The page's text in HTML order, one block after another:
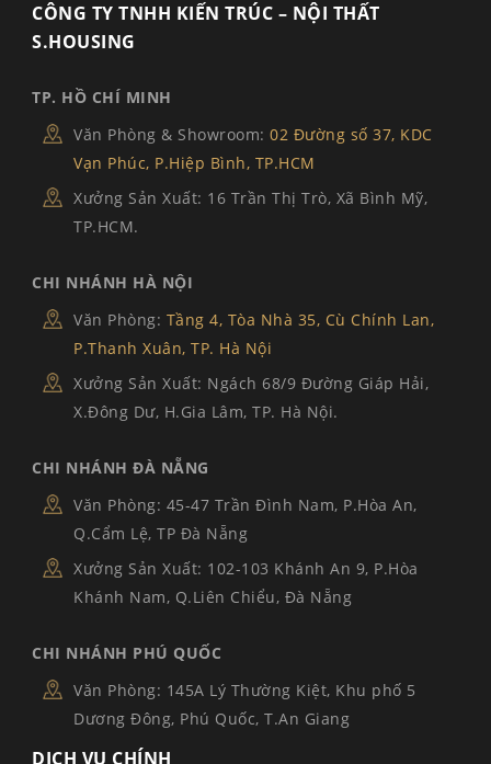
CÔNG TY TNHH KIẾN TRÚC – NỘI THẤT
S.HOUSING
TP. HỒ CHÍ MINH
Văn Phòng & Showroom: 02 Đường số 37, KDC
Vạn Phúc, P.Hiệp Bình, TP.HCM
Xưởng Sản Xuất: 16 Trần Thị Trò, Xã Bình Mỹ,
TP.HCM.
CHI NHÁNH HÀ NỘI
Văn Phòng: Tầng 4, Tòa Nhà 35, Cù Chính Lan,
P.Thanh Xuân, TP. Hà Nội
Xưởng Sản Xuất: Ngách 68/9 Đường Giáp Hải,
X.Đông Dư, H.Gia Lâm, TP. Hà Nội.
CHI NHÁNH ĐÀ NẴNG
Văn Phòng: 45-47 Trần Đình Nam, P.Hòa An,
Q.Cẩm Lệ, TP Đà Nẵng
Xưởng Sản Xuất: 102-103 Khánh An 9, P.Hòa
Khánh Nam, Q.Liên Chiểu, Đà Nẵng
CHI NHÁNH PHÚ QUỐC
Văn Phòng: 145A Lý Thường Kiệt, Khu phố 5
Dương Đông, Phú Quốc, T.An Giang
DỊCH VỤ CHÍNH